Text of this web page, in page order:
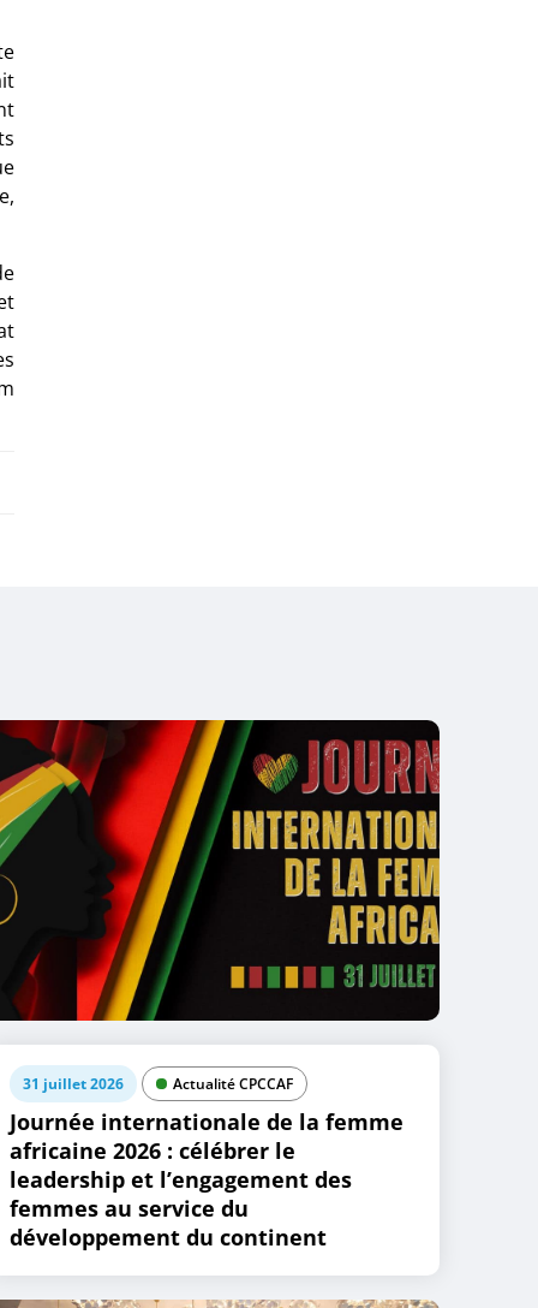
31 juillet 2026 Actualité CPCCAF
Journée internationale de la femme
africaine 2026 : célébrer le
leadership et l’engagement des
femmes au service du
développement du continent